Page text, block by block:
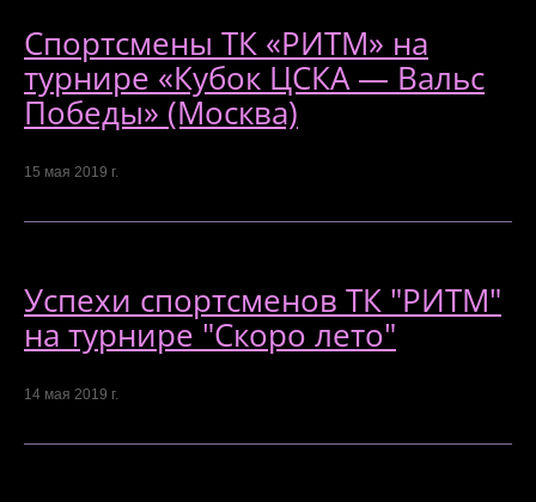
Спортсмены ТК «РИТМ» на
турнире «Кубок ЦСКА — Вальс
Победы» (Москва)
15 мая 2019 г.
Успехи спортсменов ТК "РИТМ"
на турнире "Скоро лето"
14 мая 2019 г.